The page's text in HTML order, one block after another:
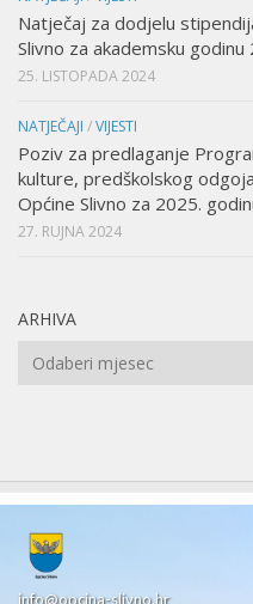
Natječaj za dodjelu
Slivno za akademsku
25. LISTOPADA 2024
NATJEČAJI /VIJESTI
Poziv za predlaganje
kulture, predškolskog
Općine Slivno za 2025.
27. RUJNA 2024
ARHIVA
Arhiva